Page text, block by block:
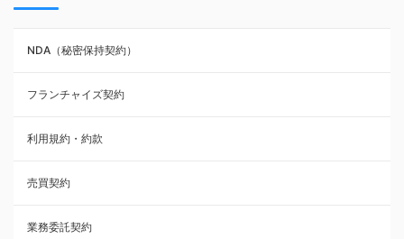
NDA（秘密保持契約）
業務委託契約
利用規約・約款
覚書・合意書・同意書
承諾書
雇用契約
NDA（秘密保持契約）
フランチャイズ契約
利用規約・約款
売買契約
業務委託契約